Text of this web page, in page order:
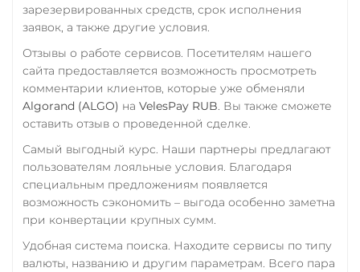
Tornado Cash (TORN)
ERC20 TRC20 BEP
Uniswap (UNI)
ERC20
USD Coin (USDC)
ERC20
NEAR
Росбанк RUB
Россельхоз банк RUB
Русский Стандарт RUB
Сбербанк
RUB QR RUB
СБП RUB
Счет ИП/ООО
Тинькофф
зарезервированных средств, срок исполнения
заявок, а также другие условия.
Отзывы о работе сервисов. Посетителям нашего
сайта предоставляется возможность просмотреть
комментарии клиентов, которые уже обменяли
Algorand (ALGO) на VelesPay RUB. Вы также сможете
оставить отзыв о проведенной сделке.
Самый выгодный курс. Наши партнеры предлагают
пользователям лояльные условия. Благодаря
специальным предложениям появляется
возможность сэкономить – выгода особенно заметна
при конвертации крупных сумм.
Удобная система поиска. Находите сервисы по типу
валюты, названию и другим параметрам. Всего пара